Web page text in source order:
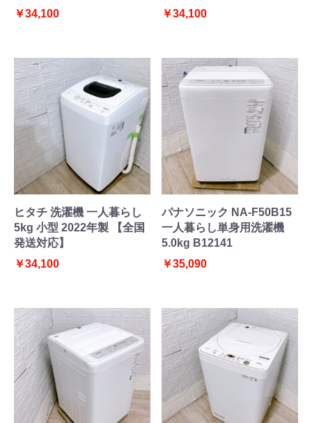
￥34,100
￥34,100
ヒタチ 洗濯機 一人暮らし
5kg 小型 2022年製 【全国
発送対応】
￥34,100
パナソニック NA-F50B15
一人暮らし単身用洗濯機
5.0kg B12141
￥35,090